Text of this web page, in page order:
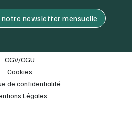
newsletter mensuelle
CGV/CGU
Cookies
de confidentialité
Légales